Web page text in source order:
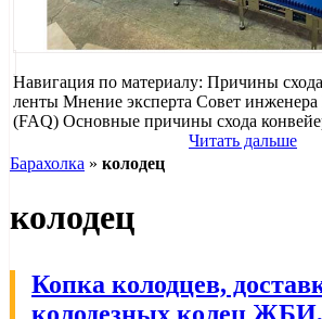
Навигация по материалу: Причины
ленты Мнение эксперта Совет
(FAQ) Основные причины схода
Читать дальше
Барахолка » колодец
колодец
Копка колодцев,